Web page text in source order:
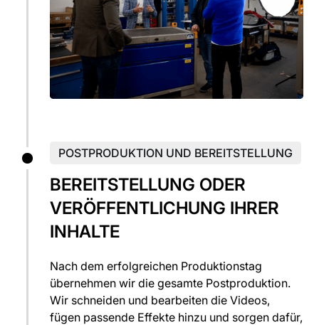
POSTPRODUKTION UND BEREITSTELLUNG
BEREITSTELLUNG ODER
VERÖFFENTLICHUNG IHRER
INHALTE
Nach dem erfolgreichen Produktionstag
übernehmen wir die gesamte Postproduktion.
Wir schneiden und bearbeiten die Videos,
fügen passende Effekte hinzu und sorgen dafür,